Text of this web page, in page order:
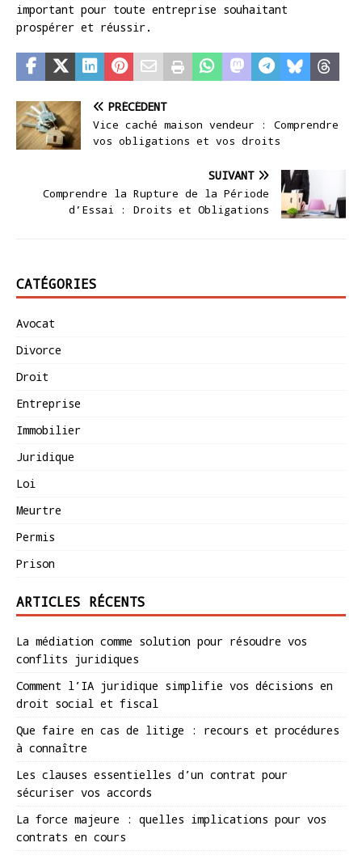
important pour toute entreprise souhaitant
prospérer et réussir.
PRÉCÉDENT
Vice caché maison vendeur : Comprendre
vos obligations et vos droits
SUIVANT
Comprendre la Rupture de la Période
d’Essai : Droits et Obligations
CATÉGORIES
Avocat
Divorce
Droit
Entreprise
Immobilier
Juridique
Loi
Meurtre
Permis
Prison
ARTICLES RÉCENTS
La médiation comme solution pour résoudre vos
conflits juridiques
Comment l’IA juridique simplifie vos décisions en
droit social et fiscal
Que faire en cas de litige : recours et procédures
à connaître
Les clauses essentielles d’un contrat pour
sécuriser vos accords
La force majeure : quelles implications pour vos
contrats en cours